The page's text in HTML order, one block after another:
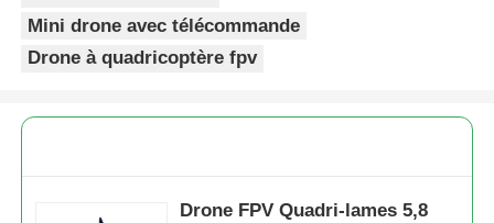
Mini drone avec télécommande
Drone à quadricoptère fpv
Drone FPV Quadri-lames 5,8